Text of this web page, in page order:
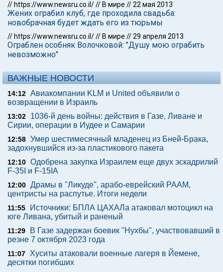
// https://www.newsru.co.il/// В мире //22 мая 2013
Жених ограбил клуб, где проходила свадьба:
новобрачная будет ждать его из тюрьмы
// https://www.newsru.co.il/// В мире //29 апреля 2013
Ограблен особняк Волочковой: "Душу мою ограбить
невозможно"
ВАЖНЫЕ НОВОСТИ
14:12 Авиакомпании KLM и United объявили о
возвращении в Израиль
13:02
1036-й день войны: действия в Газе, Ливане и
Сирии, операции в Иудее и Самарии
12:58 Умер шестимесячный младенец из Бней-Брака,
задохнувшийся из-за пластикового пакета
12:10 Одобрена закупка Израилем еще двух эскадрилий
F-35I и F-15IA
12:00 Драмы в "Ликуде", арабо-еврейский РААМ,
центристы на распутье. Итоги недели
11:55
Источники: БПЛА ЦАХАЛа атаковал мотоцикл на
юге Ливана, убитый и раненый
11:29
В Газе задержан боевик "Нухбы", участвовавший в
резне 7 октября 2023 года
11:07
Хуситы атаковали военные лагеря в Йемене,
десятки погибших